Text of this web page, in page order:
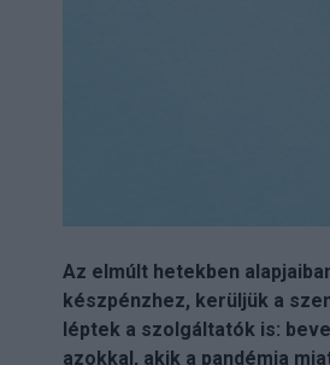
Az elmúlt hetekben
készpénzhez, kerüljük a
léptek a szolgáltatók is:
azokkal, akik a pandémia